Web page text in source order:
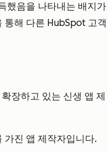
했음을 나타내는 배지가
통해 다른 HubSpot 고객
장하고 있는 신생 앱 제
가진 앱 제작자입니다.